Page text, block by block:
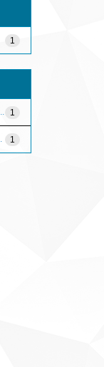
1
1
1